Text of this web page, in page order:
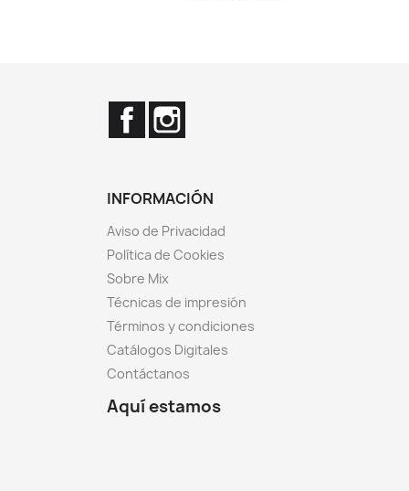
Facebook
INFORMACIÓN
Aviso de Privacidad
Política de Cookies
Sobre Mix
Técnicas de impresión
Términos y condiciones
Catálogos Digitales
Contáctanos
Aquí estamos